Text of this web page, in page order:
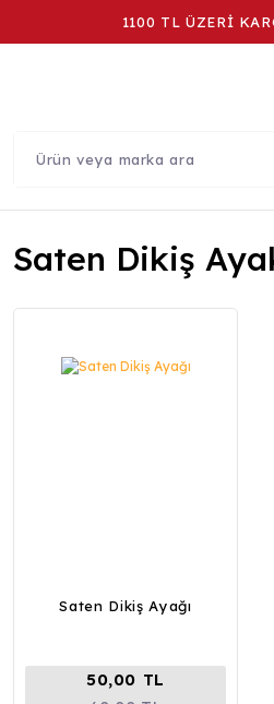
1100 TL ÜZERİ
Saten Dikiş
Saten Dikiş Ayağı
50,00 TL